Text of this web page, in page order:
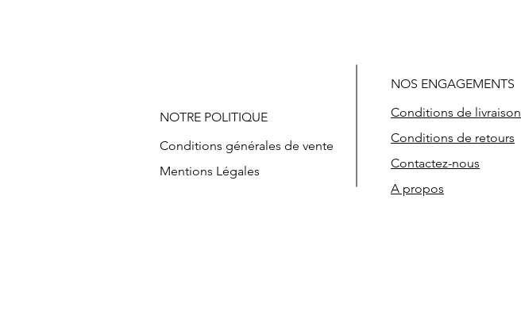
NOTRE POLITIQUE
Conditions générales de vente
Mentions Légales
NOS ENGAGEMENTS
Conditions de livraison
Conditions de retours
Contactez-nous
A propos